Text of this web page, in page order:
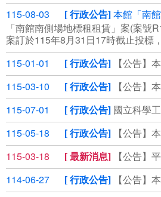
115-08-03
行政公告 本館「南館南側場地標租租賃
「南館南側場地標租租賃」案(案號
案訂於115年8⽉31⽇17時截⽌投標
115-01-01
行政公告
【公告】本
115-03-10
行政公告
【公告】本館會
115-07-01
行政公告 國立科學工
115-05-18
行政公告
【公告】本
115-03-18
最新消息
【公告】平日「
114-06-27
行政公告 【公告】本館「會員